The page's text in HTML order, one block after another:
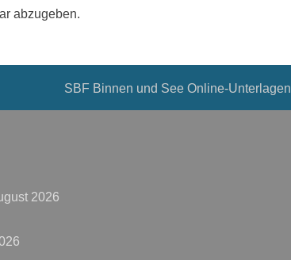
abzugeben.
SBF Binnen und See Online-Unterlagen
2026